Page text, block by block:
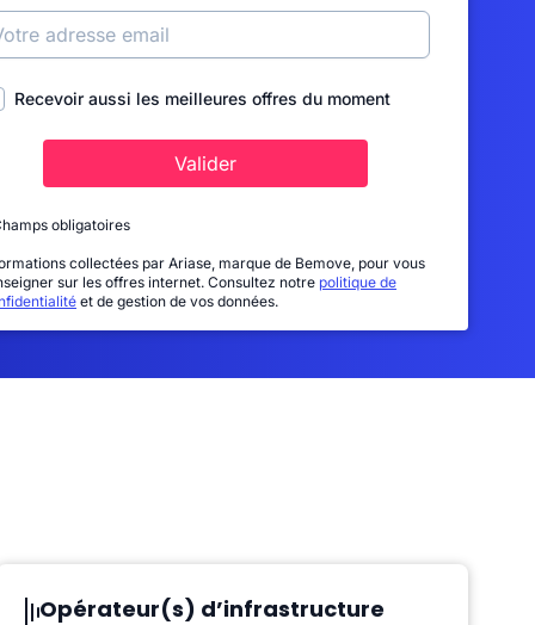
Recevoir aussi les meilleures offres du moment
Valider
obligatoires
collectées par Ariase, marque de Bemove, pour vous
sur les offres internet. Consultez notre politique de
et de gestion de vos données.
Opérateur(s) d’infrastructure